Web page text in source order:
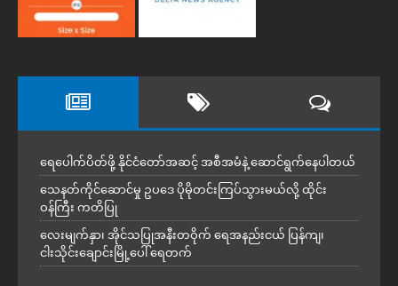
ရေပေါက်ပိတ်ဖို့ နိုင်ငံတော်အဆင့် အစီအမံနဲ့ ဆောင်ရွက်နေပါတယ်
သေနတ်ကိုင်ဆောင်မှု ဥပဒေ ပိုမိုတင်းကြပ်သွားမယ်လို့ ထိုင်း
ဝန်ကြီး ကတိပြု
လေးမျက်နှာ၊ အိုင်သပြုအနီးတဝိုက် ရေအနည်းငယ် ပြန်ကျ၊
ငါးသိုင်းချောင်းမြို့ပေါ် ရေတက်